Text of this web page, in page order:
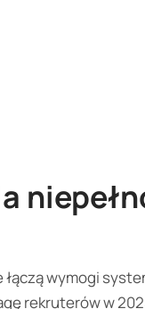
wymogi
rekruterów w